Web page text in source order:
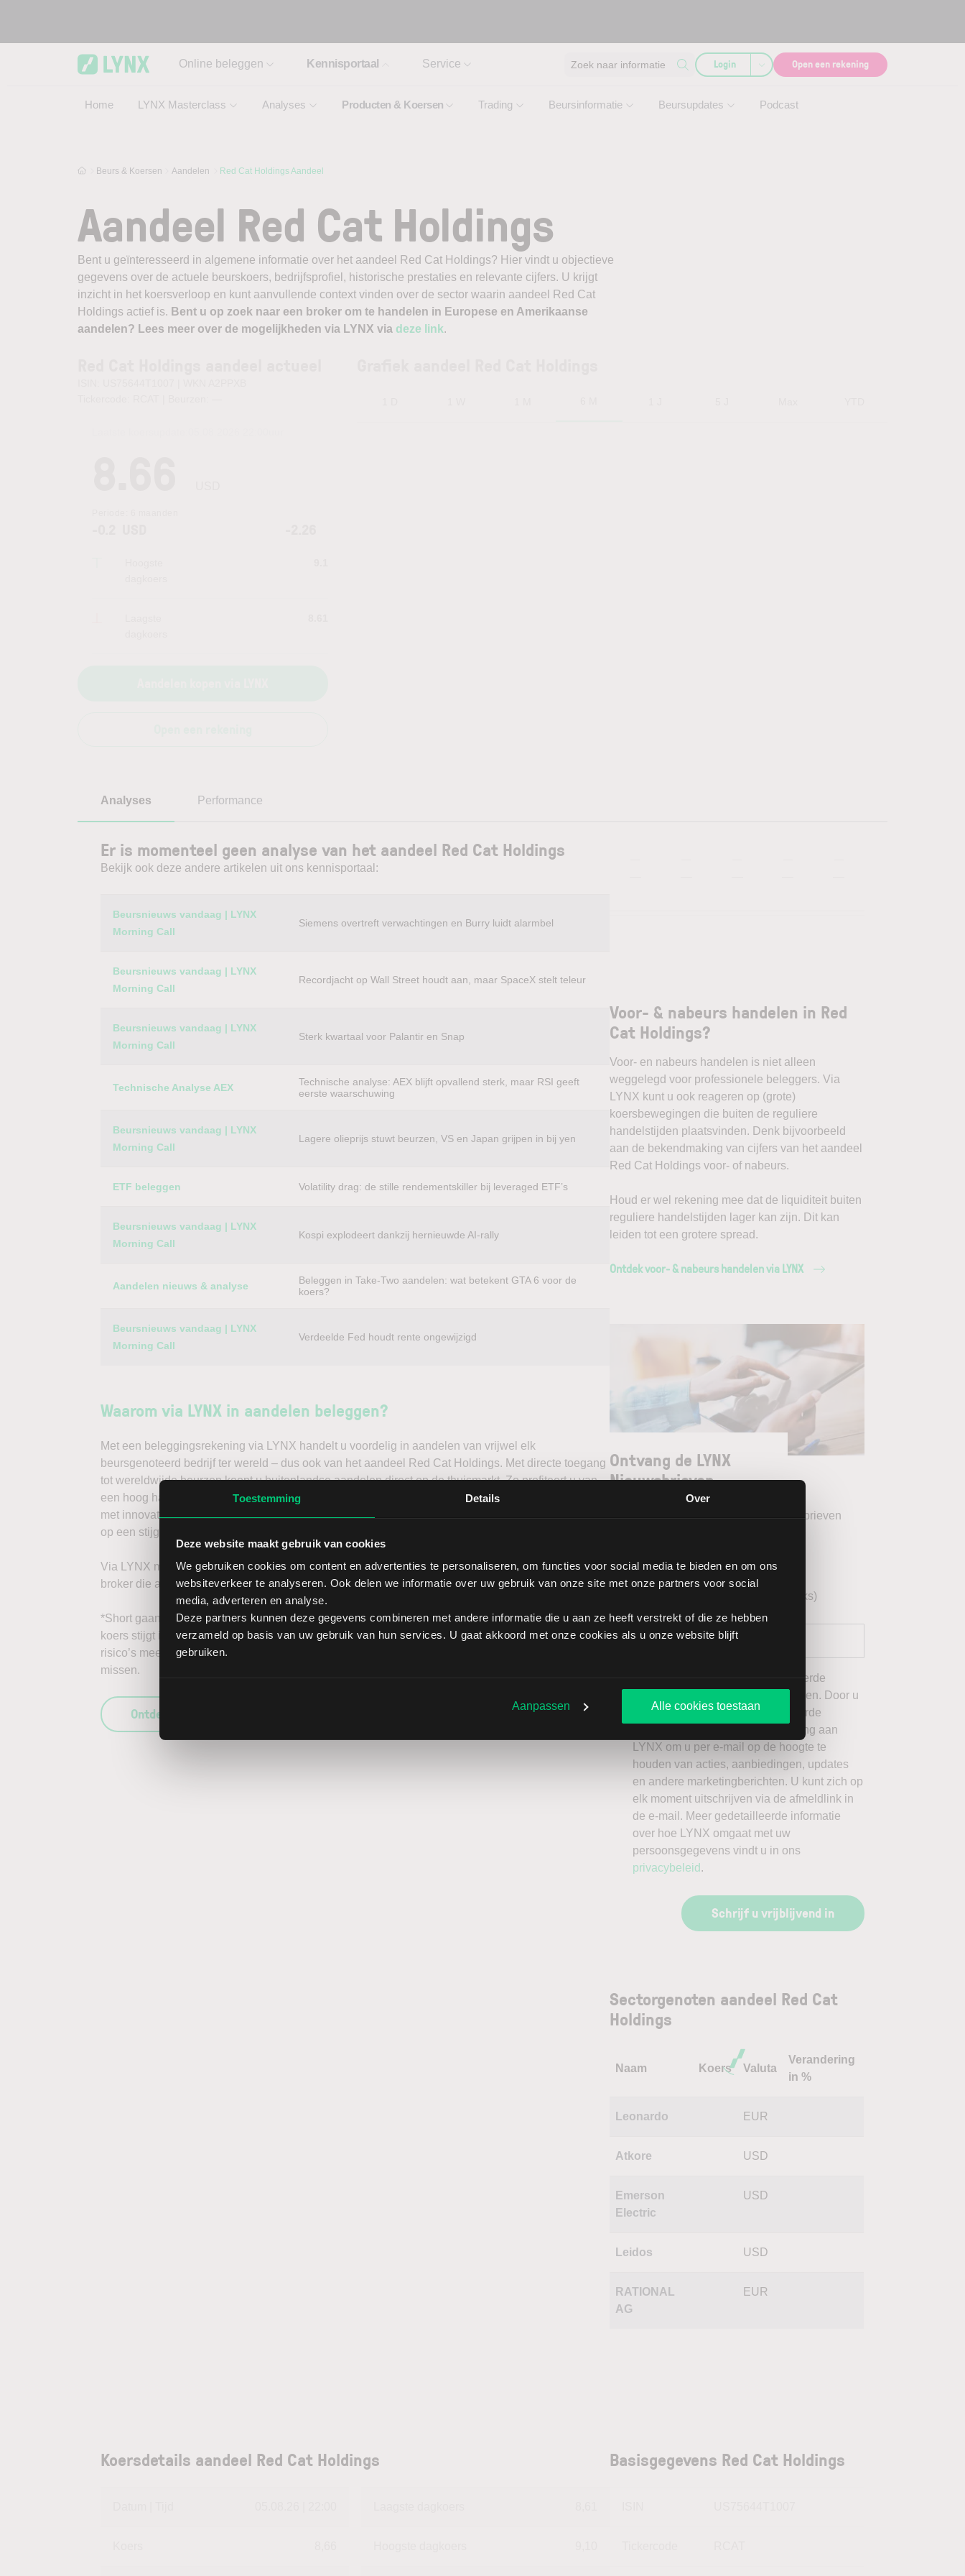
Toestemming Details Over
Deze website maakt gebruik van cookies
We gebruiken cookies om content en advertenties te personaliseren, om functies voor social media te bieden en om ons
websiteverkeer te analyseren. Ook delen we informatie over uw gebruik van onze site met onze partners voor social
media, adverteren en analyse.
Deze partners kunnen deze gegevens combineren met andere informatie die u aan ze heeft verstrekt of die ze hebben
verzameld op basis van uw gebruik van hun services. U gaat akkoord met onze cookies als u onze website blijft
gebruiken.
Aanpassen Alle cookies toestaan
Online beleggen Kennisportaal
Home LYNX Masterclass Analyses Producten & Koersen Trading Beursinformatie Beursupdates Podcast
Service Zoek naar informatie Login Open een rekening
Beurs & Koersen Aandelen Red Cat Holdings Aandeel
Aandeel Red Cat Holdings
Bent u geïnteresseerd in algemene informatie over het aandeel Red Cat Holdings? Hier vindt u objectieve
gegevens over de actuele beurskoers, bedrijfsprofiel, historische prestaties en relevante cijfers. U krijgt
inzicht in het koersverloop en kunt aanvullende context vinden over de sector waarin aandeel Red Cat
Holdings actief is. Bent u op zoek naar een broker om te handelen in Europese en Amerikaanse
aandelen? Lees meer over de mogelijkheden via LYNX via deze link.
Analyses Performance
Er is momenteel geen analyse van het aandeel Red Cat Holdings
Bekijk ook deze andere artikelen uit ons kennisportaal:
Category Titel
Beursnieuws vandaag | LYNX
Morning Call
Siemens overtreft verwachtingen en Burry luidt alarmbel
Beursnieuws vandaag | LYNX
Morning Call
Recordjacht op Wall Street houdt aan, maar SpaceX stelt teleur
Beursnieuws vandaag | LYNX
Morning Call
Sterk kwartaal voor Palantir en Snap
Technische Analyse AEX
Technische analyse: AEX blijft opvallend sterk, maar RSI geeft
eerste waarschuwing
Beursnieuws vandaag | LYNX
Morning Call
Lagere olieprijs stuwt beurzen, VS en Japan grijpen in bij yen
ETF beleggen Volatility drag: de stille rendementskiller bij leveraged ETF’s
Beursnieuws vandaag | LYNX
Morning Call
Kospi explodeert dankzij hernieuwde AI-rally
Aandelen nieuws & analyse
Beleggen in Take-Two aandelen: wat betekent GTA 6 voor de
koers?
Beursnieuws vandaag | LYNX
Morning Call
Verdeelde Fed houdt rente ongewijzigd
Waarom via LYNX in aandelen beleggen?
Met een beleggingsrekening via LYNX handelt u voordelig in aandelen van vrijwel elk
beursgenoteerd bedrijf ter wereld – dus ook van het aandeel Red Cat Holdings. Met directe toegang
tot wereldwijde beurzen koopt u buitenlandse aandelen direct op de thuismarkt. Zo profiteert u van
een hoog handelsvolume en een lage spread. Handelen doet u daarnaast via een stabiel platform
met innovatieve trading tools, waarmee u direct gedegen analyses kunt maken. Belegt u met het oog
op een stijgende koers door long te gaan, of verwacht u een dalende koers en gaat u short*?
Via LYNX maakt u de volgende stap in beleggen. Ontdek alle voordelen van beleggen via een
broker die aandelenbeleggers serieus neemt.
*Short gaan in bijvoorbeeld het aandeel Red Cat Holdings brengt extra risico’s met zich mee: als de
koers stijgt in plaats van daalt, kunnen de verliezen onbeperkt oplopen. Het is belangrijk om deze
risico’s mee te wegen in uw beleggingsbeslissing en enkel te beleggen met kapitaal dat u kunt
missen.
Ontdek wat LYNX uniek maakt als broker
Voor- & nabeurs handelen in Red
Cat Holdings?
Voor- en nabeurs handelen is niet alleen
weggelegd voor professionele beleggers. Via
LYNX kunt u ook reageren op (grote)
koersbewegingen die buiten de reguliere
handelstijden plaatsvinden. Denk bijvoorbeeld
aan de bekendmaking van cijfers van het aandeel
Red Cat Holdings voor- of nabeurs.
Houd er wel rekening mee dat de liquiditeit buiten
reguliere handelstijden lager kan zijn. Dit kan
leiden tot een grotere spread.
Ontdek voor- & nabeurs handelen via LYNX
Ontvang de LYNX
Nieuwsbrieven
Selecteer uw gewenste LYNX Nieuwsbrieven
LYNX Morning Call (dagelijks)
Technische analyse AEX (wekelijks)
Ik wil graag de door mij geselecteerde
nieuwsbrieven van LYNX ontvangen. Door u
aan te melden voor de geselecteerde
nieuwsbrieven, geeft u toestemming aan
LYNX om u per e-mail op de hoogte te
houden van acties, aanbiedingen, updates
en andere marketingberichten. U kunt zich op
elk moment uitschrijven via de afmeldlink in
de e-mail. Meer gedetailleerde informatie
over hoe LYNX omgaat met uw
persoonsgegevens vindt u in ons
privacybeleid .
Schrijf u vrijblijvend in
Sectorgenoten aandeel Red Cat
Holdings
Naam Koers Valuta
Verandering
in %
Leonardo EUR
Atkore USD
Emerson
Electric
USD
Leidos USD
RATIONAL
AG
EUR
Koersdetails aandeel Red Cat Holdings Basisgegevens Red Cat Holdings